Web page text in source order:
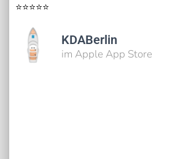
⭐⭐⭐⭐⭐
KDABerlin
im Apple App Store